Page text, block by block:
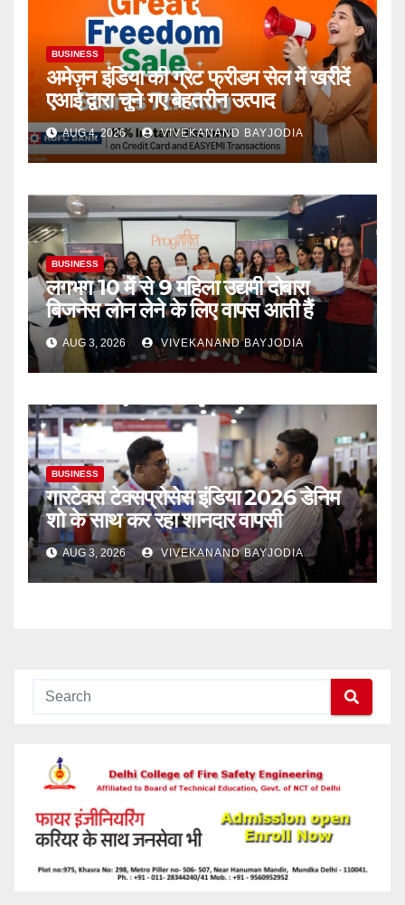
BUSINESS
अमेज़न इंडिया की ग्रेट फ्रीडम सेल में खरीदें
एआई द्वारा चुने गए बेहतरीन उत्पाद
AUG 4, 2026 VIVEKANAND BAYJODIA
BUSINESS
लगभग 10 में से 9 महिला उद्यमी दोबारा
बिजनेस लोन लेने के लिए वापस आती हैं
AUG 3, 2026 VIVEKANAND BAYJODIA
BUSINESS
गारटेक्स टेक्सप्रोसेस इंडिया 2026 डेनिम
शो के साथ कर रहा शानदार वापसी
AUG 3, 2026 VIVEKANAND BAYJODIA